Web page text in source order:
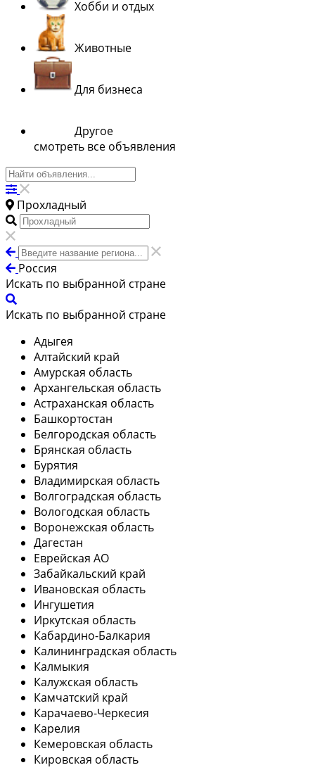
Хобби и отдых
Животные
Для бизнеса
Другое
смотреть все объявления
Прохладный
Россия
Искать по выбранной стране
Искать по выбранной стране
Адыгея
Алтайский край
Амурская область
Архангельская область
Астраханская область
Башкортостан
Белгородская область
Брянская область
Бурятия
Владимирская область
Волгоградская область
Вологодская область
Воронежская область
Дагестан
Еврейская АО
Забайкальский край
Ивановская область
Ингушетия
Иркутская область
Кабардино-Балкария
Калининградская область
Калмыкия
Калужская область
Камчатский край
Карачаево-Черкесия
Карелия
Кемеровская область
Кировская область